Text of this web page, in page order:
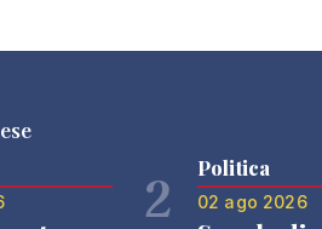
2 Politica
02 ago 2026